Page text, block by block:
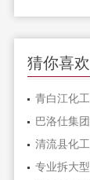
猜你喜欢